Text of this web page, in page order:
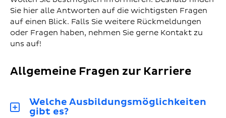
Sie hier alle Antworten auf die wichtigsten Fragen
auf einen Blick. Falls Sie weitere Rückmeldungen
oder Fragen haben, nehmen Sie gerne Kontakt zu
uns auf!
Allgemeine Fragen zur Karriere
Welche Ausbildungsmöglichkeiten
gibt es?